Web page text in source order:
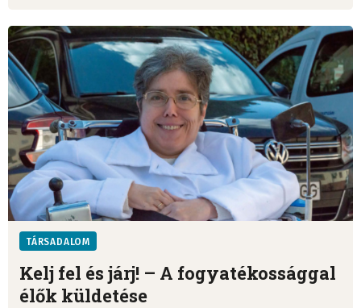
TÁRSADALOM
Kelj fel és járj! – A fogyatékossággal
élők küldetése